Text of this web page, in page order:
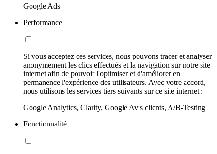
Google Ads
Performance
Si vous acceptez ces services, nous pouvons tracer et analyser
anonymement les clics effectués et la navigation sur notre site
internet afin de pouvoir l'optimiser et d'améliorer en
permanence l'expérience des utilisateurs. Avec votre accord,
nous utilisons les services tiers suivants sur ce site internet :
Google Analytics, Clarity, Google Avis clients, A/B-Testing
Fonctionnalité